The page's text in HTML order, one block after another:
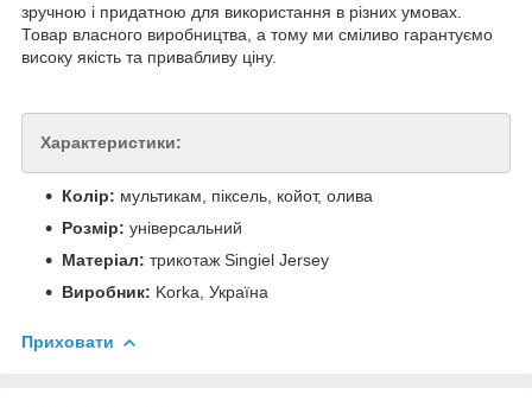
зручною і придатною для використання в різних умовах.
Товар власного виробництва, а тому ми сміливо гарантуємо
високу якість та привабливу ціну.
Характеристики:
Колір: мультикам, піксель, койот, олива
Розмір: універсальний
Матеріал: трикотаж Singiel Jersey
Виробник: Korka, Україна
Приховати